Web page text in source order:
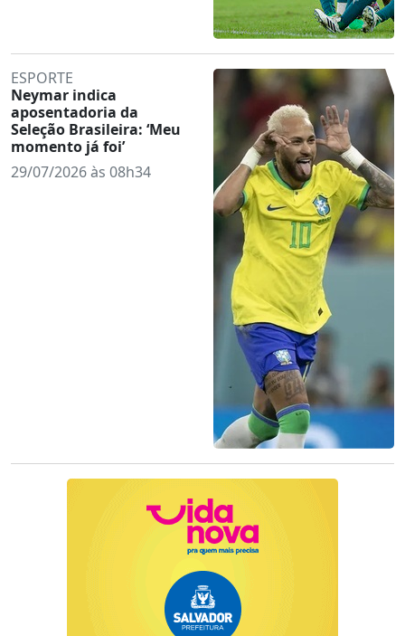
ESPORTE
Neymar indica
aposentadoria da
Seleção Brasileira: ‘Meu
momento já foi’
29/07/2026 às 08h34